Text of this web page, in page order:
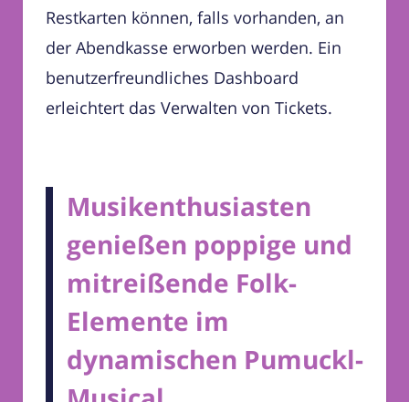
Restkarten können, falls vorhanden, an
der Abendkasse erworben werden. Ein
benutzerfreundliches Dashboard
erleichtert das Verwalten von Tickets.
Musikenthusiasten
genießen poppige und
mitreißende Folk-
Elemente im
dynamischen Pumuckl-